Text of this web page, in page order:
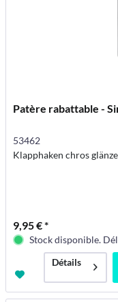
Patère rabattable -
53462
Klapphaken chros
9,95 € *
Stock disponible.
Détails